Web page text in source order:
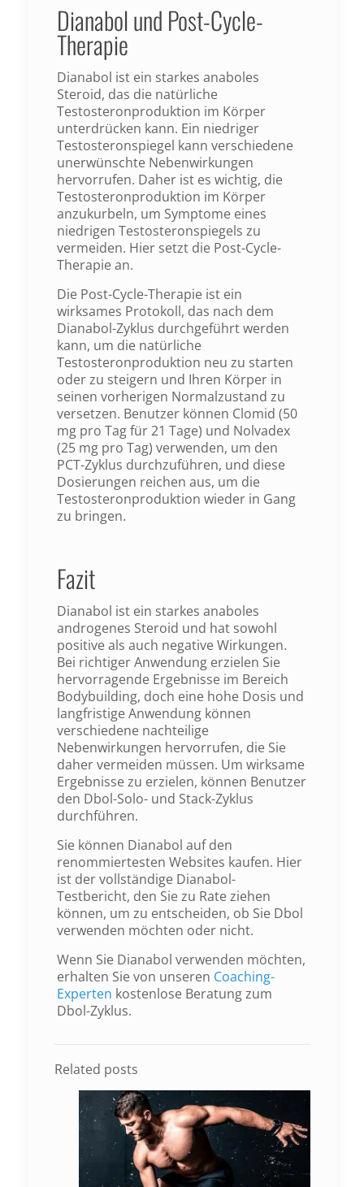
Dianabol und Post-Cycle-
Therapie
Dianabol ist ein starkes anaboles
Steroid, das die natürliche
Testosteronproduktion im Körper
unterdrücken kann. Ein niedriger
Testosteronspiegel kann verschiedene
unerwünschte Nebenwirkungen
hervorrufen. Daher ist es wichtig, die
Testosteronproduktion im Körper
anzukurbeln, um Symptome eines
niedrigen Testosteronspiegels zu
vermeiden. Hier setzt die Post-Cycle-
Therapie an.
Die Post-Cycle-Therapie ist ein
wirksames Protokoll, das nach dem
Dianabol-Zyklus durchgeführt werden
kann, um die natürliche
Testosteronproduktion neu zu starten
oder zu steigern und Ihren Körper in
seinen vorherigen Normalzustand zu
versetzen. Benutzer können Clomid (50
mg pro Tag für 21 Tage) und Nolvadex
(25 mg pro Tag) verwenden, um den
PCT-Zyklus durchzuführen, und diese
Dosierungen reichen aus, um die
Testosteronproduktion wieder in Gang
zu bringen.
Fazit
Dianabol ist ein starkes anaboles
androgenes Steroid und hat sowohl
positive als auch negative Wirkungen.
Bei richtiger Anwendung erzielen Sie
hervorragende Ergebnisse im Bereich
Bodybuilding, doch eine hohe Dosis und
langfristige Anwendung können
verschiedene nachteilige
Nebenwirkungen hervorrufen, die Sie
daher vermeiden müssen. Um wirksame
Ergebnisse zu erzielen, können Benutzer
den Dbol-Solo- und Stack-Zyklus
durchführen.
Sie können Dianabol auf den
renommiertesten Websites kaufen. Hier
ist der vollständige Dianabol-
Testbericht, den Sie zu Rate ziehen
können, um zu entscheiden, ob Sie Dbol
verwenden möchten oder nicht.
Wenn Sie Dianabol verwenden möchten,
erhalten Sie von unseren Coaching-
Experten kostenlose Beratung zum
Dbol-Zyklus.
Related posts